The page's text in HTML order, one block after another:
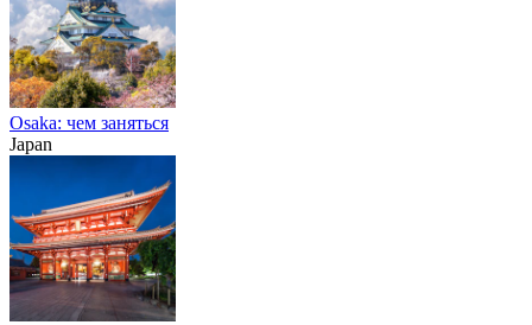
Osaka: чем заняться
Japan